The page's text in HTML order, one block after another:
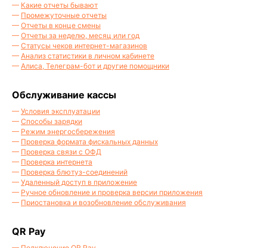
— Какие отчеты бывают
— Промежуточные отчеты
— Отчеты в конце смены
— Отчеты за неделю, месяц или год
— Статусы чеков интернет-магазинов
— Анализ статистики в личном кабинете
— Алиса, Телеграм-бот и другие помощники
Обслуживание кассы
— Условия эксплуатации
— Способы зарядки
— Режим энергосбережения
— Проверка формата фискальных данных
— Проверка связи с ОФД
— Проверка интернета
— Проверка блютуз-соединений
— Удаленный доступ в приложение
— Ручное обновление и проверка версии приложения
— Приостановка и возобновление обслуживания
QR Pay
Мобильное приложение:
Мы в социальных сетях:
Создаём только полезные платёжные
и кассовые решения для вашего бизнеса